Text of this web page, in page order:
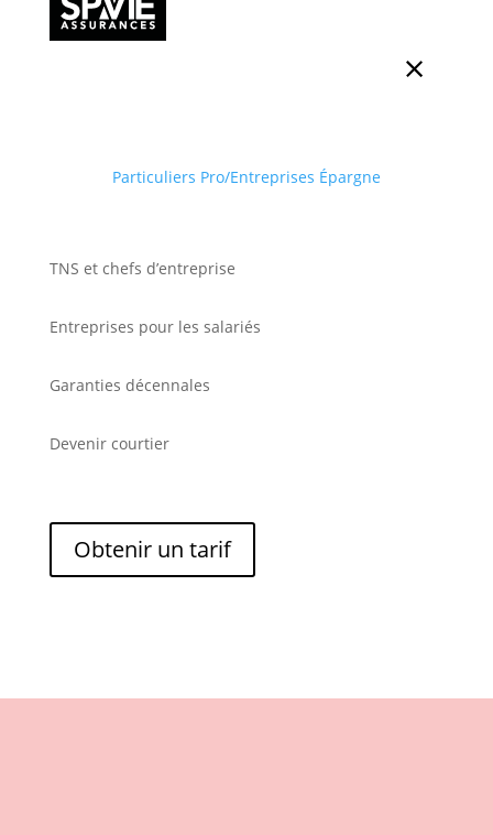
Particuliers Pro/Entreprises Épargne
TNS et chefs d’entreprise
Entreprises pour les salariés
Garanties décennales
Devenir courtier
Obtenir un tarif